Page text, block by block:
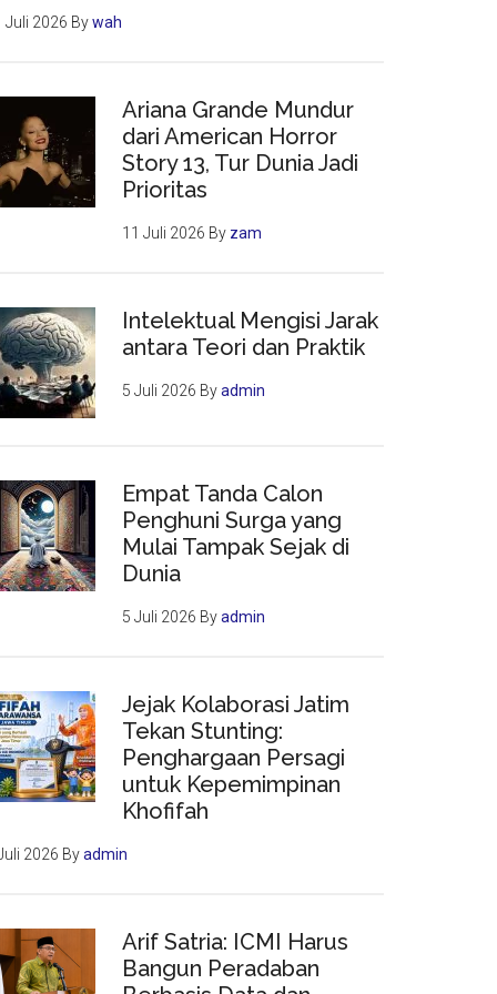
Juli 2026 Bywah
Ariana Grande Mundur
dari American Horror
Story 13, Tur Dunia Jadi
Prioritas
11 Juli 2026 By zam
Intelektual Mengisi Jarak
antara Teori dan Praktik
5 Juli 2026 Byadmin
Empat Tanda Calon
Penghuni Surga yang
Mulai Tampak Sejak di
Dunia
5 Juli 2026 Byadmin
Jejak Kolaborasi Jatim
Tekan Stunting:
Penghargaan Persagi
untuk Kepemimpinan
Khofifah
2026 Byadmin
Arif Satria: ICMI Harus
Bangun Peradaban